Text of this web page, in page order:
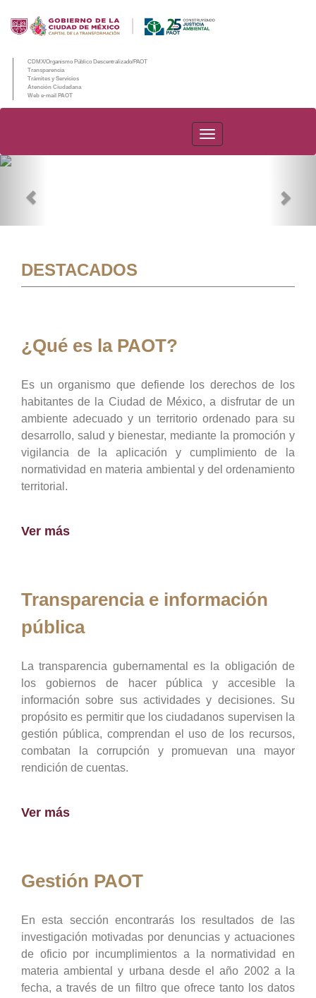
CDMX/Organismo Público Descentralizado/PAOT
Transparencia
Trámites y Servicios
Atención Ciudadana
Web e-mail PAOT
PAOT
DESTACADOS
¿Qué es la PAOT?
Es un organismo que defiende los derechos de los
habitantes de la Ciudad de México, a disfrutar de un
ambiente adecuado y un territorio ordenado para su
desarrollo, salud y bienestar, mediante la promoción y
vigilancia de la aplicación y cumplimiento de la
normatividad en materia ambiental y del ordenamiento
territorial.
Ver más
Transparencia e información
pública
La transparencia gubernamental es la obligación de
los gobiernos de hacer pública y accesible la
información sobre sus actividades y decisiones. Su
propósito es permitir que los ciudadanos supervisen la
gestión pública, comprendan el uso de los recursos,
combatan la corrupción y promuevan una mayor
rendición de cuentas.
Ver más
Gestión PAOT
En esta sección encontrarás los resultados de las
investigación motivadas por denuncias y actuaciones
de oficio por incumplimientos a la normatividad en
materia ambiental y urbana desde el año 2002 a la
fecha, a través de un filtro que ofrece tanto los datos